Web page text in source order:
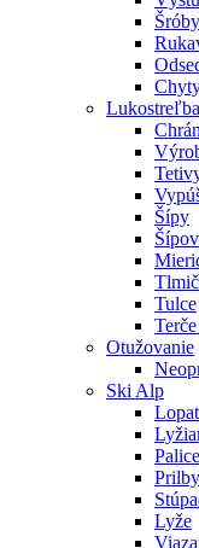
Lukostreľba
Šípy
Tulce
Otužovanie
Ski Alp
Palice
Lyže